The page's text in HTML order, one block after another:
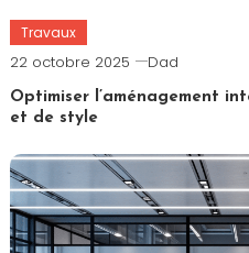
Travaux
22 octobre 2025 Dad
Optimiser l’aménagement
et de style